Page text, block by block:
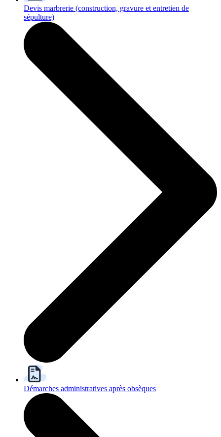
Devis marbrerie (construction, gravure et entretien de
sépulture)
Démarches administratives après obsèques